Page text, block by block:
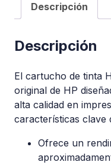
Descripción
Descripción
El cartucho de tinta
original de HP
alta calidad en
características clave
Ofrece un